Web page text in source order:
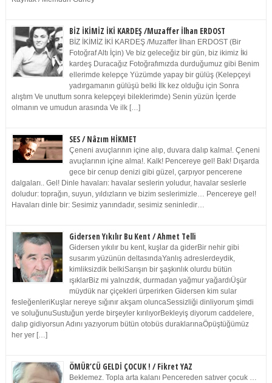
BİZ İKİMİZ İKİ KARDEŞ /Muzaffer İlhan ERDOST
BİZ İKİMİZ İKİ KARDEŞ /Muzaffer İlhan ERDOST (Bir
Fotoğraf Altı İçin) Ve biz geleceğiz bir gün, biz ikimiz İki
kardeş Duracağız Fotoğrafımızda durduğumuz gibi Benim
ellerimde kelepçe Yüzümde yapay bir gülüş (Kelepçeyi
yadırgamanın gülüşü belki İlk kez olduğu için Sonra
alıştım Ve unuttum sonra kelepçeyi bileklerimde) Senin yüzün İçerde
olmanın ve umudun arasında Ve ilk […]
SES / Nâzım HİKMET
Çeneni avuçlarının içine alıp, duvara dalıp kalma!. Çeneni
avuçlarının içine alma!. Kalk! Pencereye gel! Bak! Dışarda
gece bir cenup denizi gibi güzel, çarpıyor pencerene
dalgaları.. Gel! Dinle havaları: havalar seslerin yoludur, havalar seslerle
doludur: toprağın, suyun, yıldızların ve bizim seslerimizle… Pencereye gel!
Havaları dinle bir: Sesimiz yanındadır, sesimiz seninledir…
Gidersen Yıkılır Bu Kent / Ahmet Telli
Gidersen yıkılır bu kent, kuşlar da giderBir nehir gibi
susarım yüzünün deltasındaYanlış adreslerdeydik,
kimliksizdik belkiSarışın bir şaşkınlık olurdu bütün
ışıklarBiz mi yalnızdık, durmadan yağmur yağardıÜşür
müydük nar çiçekleri ürperirken Gidersen kim sular
fesleğenleriKuşlar nereye sığınır akşam oluncaSessizliği dinliyorum şimdi
ve soluğunuSustuğun yerde birşeyler kırılıyorBekleyiş diyorum caddelere,
dalıp gidiyorsun Adını yazıyorum bütün otobüs duraklarınaÖpüştüğümüz
her yer […]
ÖMÜR’CÜ GELDİ ÇOCUK ! / Fikret YAZ
Beklemez. Topla arta kalanı Pencereden satıver çocuk …